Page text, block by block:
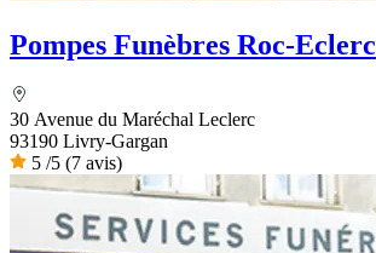
Pompes Funèbres Roc-Eclerc
30 Avenue du Maréchal Leclerc
93190 Livry-Gargan
5 /5 (7 avis)